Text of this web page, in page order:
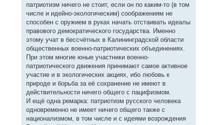
патриотизм ничего не стоит, если он по каким-то (в том
числе и идейно-экологическим) соображениям не
способен с оружием в руках начать отстаивать идеалы
правового демократического государства. Именно
этому учат в бессчётных в Калининградской области
общественных военно-патриотических объединениях.
При этом многие юные участники военно-
патриотического движения принимают самое активное
участие и в экологических акциях, ибо любовь к
природе и борьба за её сохранение не имеют в
действительности ничего общего с пацифизмом.
И ещё одна ремарка: патриотизм русского человека
одновременно не имеет ничего общего также с
национализмом, в том числе и с идеями возрождения